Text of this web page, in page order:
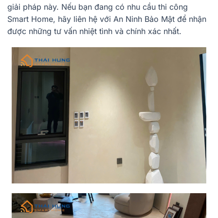
giải pháp này. Nếu bạn đang có nhu cầu thi công
Smart Home, hãy liên hệ với An Ninh Bảo Mật để nhận
được những tư vấn nhiệt tình và chính xác nhất.